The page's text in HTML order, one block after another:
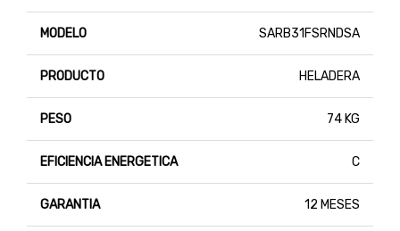
MODELO SARB31FSRNDSA
PRODUCTO HELADERA
PESO 74 KG
EFICIENCIA ENERGETICA C
GARANTIA 12 MESES